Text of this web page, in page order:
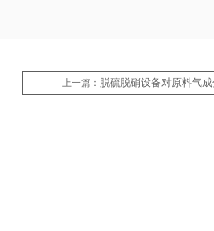
上一篇： 脱硫脱硝设备对原料气